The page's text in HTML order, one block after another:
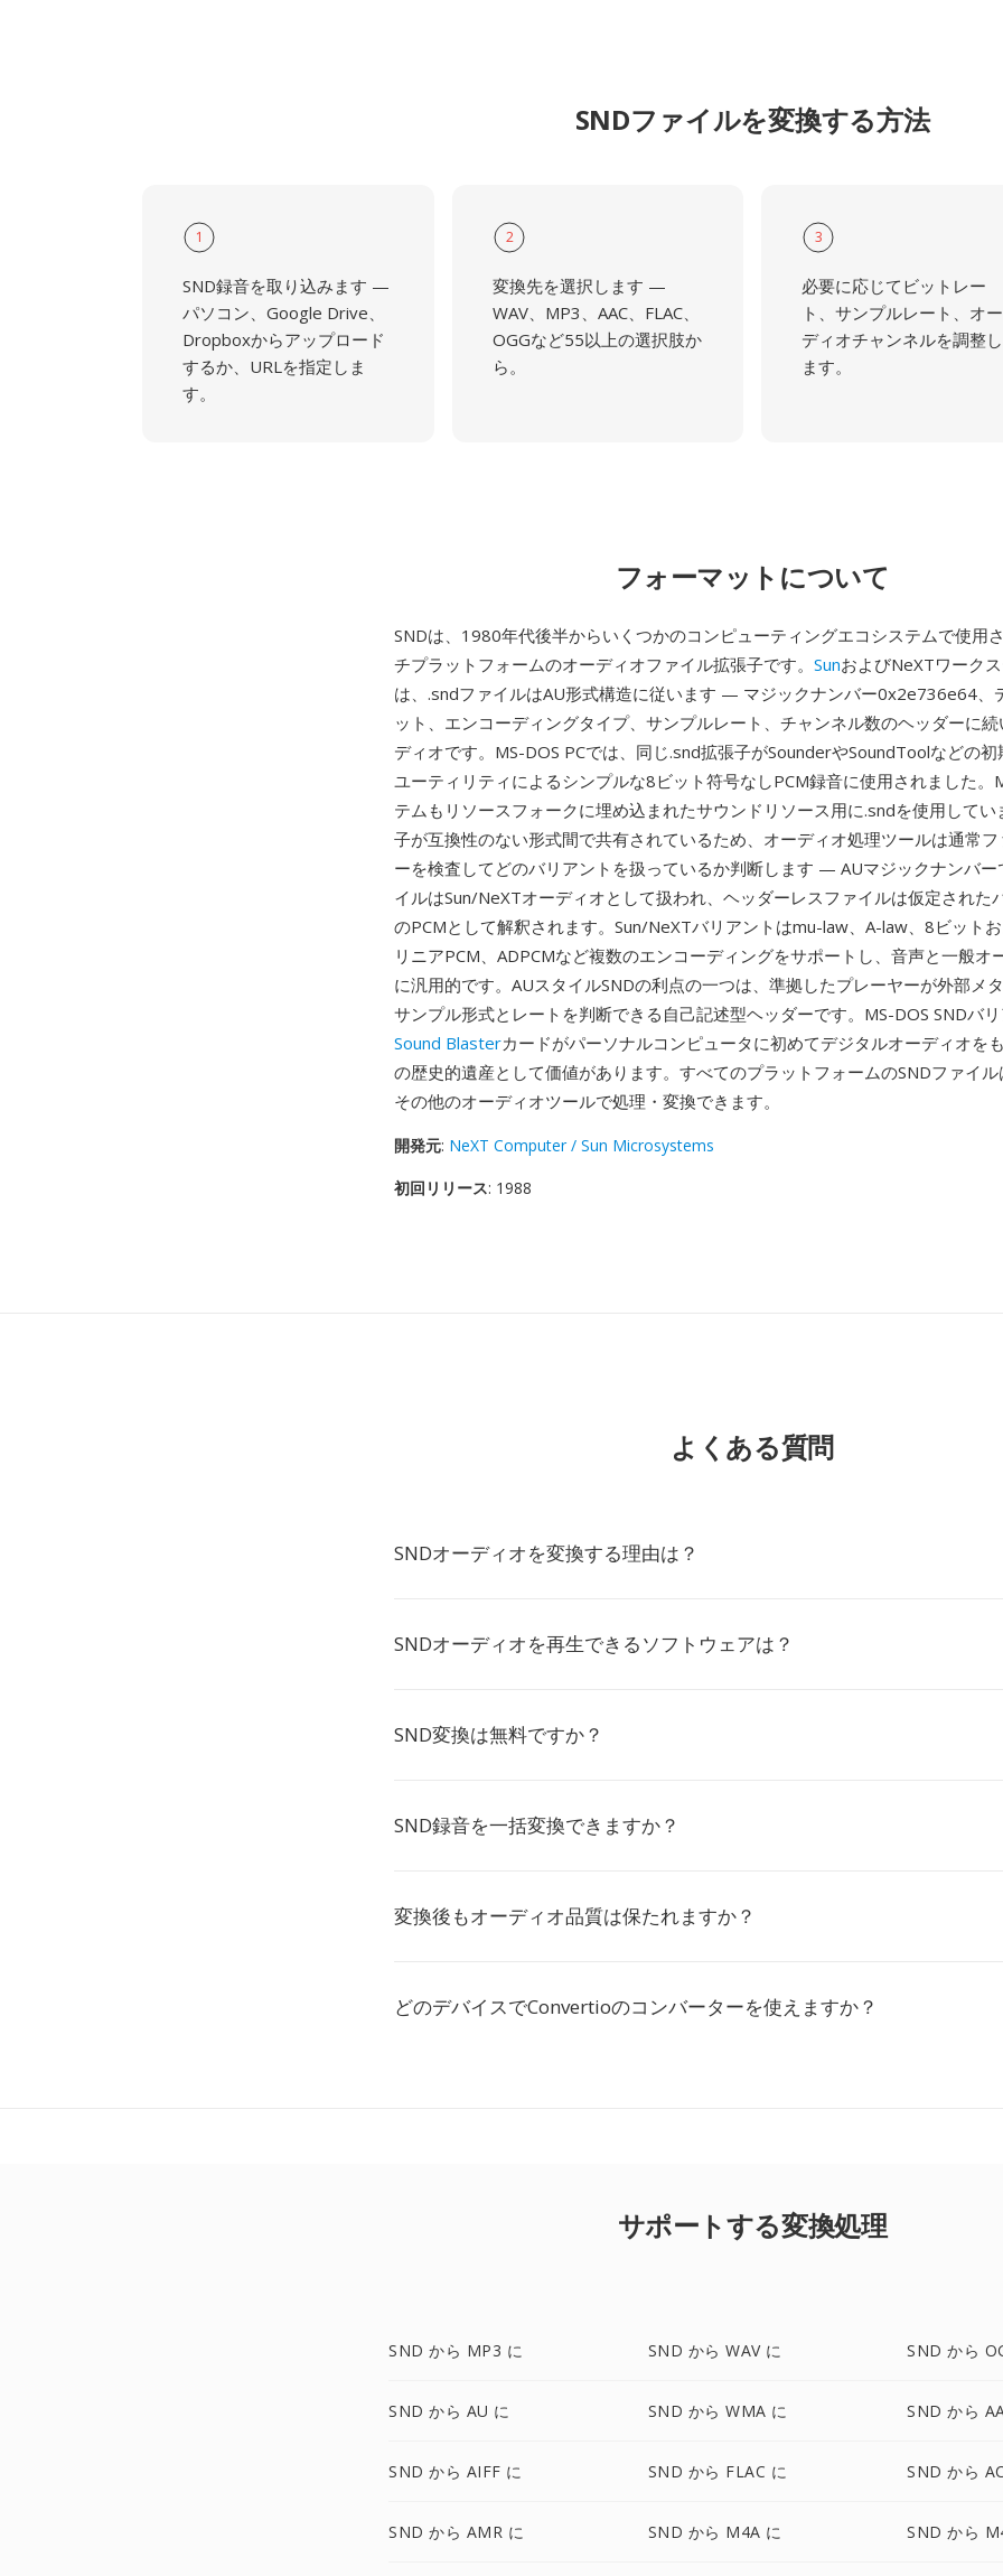
SNDファイルを変換する方法
1
SND録音を取り込みます —
パソコン、Google Drive、
Dropboxからアップロード
するか、URLを指定しま
す。
2
変換先を選択します —
WAV、MP3、AAC、FLAC、
OGGなど55以上の選択肢か
ら。
3
必要に応じてビットレー
ト、サンプルレート、オー
ディオチャンネルを調整し
ます。
フォーマットについて
SNDは、1980年代後半からいくつかのコンピューティングエコシステムで使用
チプラットフォームのオーディオファイル拡張子です。 SunおよびNeXTワーク
は、.sndファイルはAU形式構造に従います — マジックナンバー0x2e736e64、
ット、エンコーディングタイプ、サンプルレート、チャンネル数のヘッダーに
ディオです。MS-DOS PCでは、同じ.snd拡張子がSounderやSoundToolなどの初
ユーティリティによるシンプルな8ビット符号なしPCM録音に使用されました。
テムもリソースフォークに埋め込まれたサウンドリソース用に.sndを使用してい
子が互換性のない形式間で共有されているため、オーディオ処理ツールは通常
ーを検査してどのバリアントを扱っているか判断します — AUマジックナンバー
イルはSun/NeXTオーディオとして扱われ、ヘッダーレスファイルは仮定された
のPCMとして解釈されます。Sun/NeXTバリアントはmu-law、A-law、8ビット
リニアPCM、ADPCMなど複数のエンコーディングをサポートし、音声と一般オ
に汎用的です。AUスタイルSNDの利点の一つは、準拠したプレーヤーが外部メ
サンプル形式とレートを判断できる自己記述型ヘッダーです。MS-DOS SNDバリ
Sound Blasterカードがパーソナルコンピュータに初めてデジタルオーディオを
の歴史的遺産として価値があります。すべてのプラットフォームのSNDファイル
その他のオーディオツールで処理・変換できます。
開発元: NeXT Computer / Sun Microsystems
初回リリース: 1988
よくある質問
SNDオーディオを変換する理由は？
SNDオーディオを再生できるソフトウェアは？
SND変換は無料ですか？
SND録音を一括変換できますか？
変換後もオーディオ品質は保たれますか？
どのデバイスでConvertioのコンバーターを使えますか？
サポートする変換処理
SND から MP3 に SND から WAV に SND から
SND から AU に SND から WMA に SND から
SND から AIFF に SND から FLAC に SND から
SND から AMR に SND から M4A に SND から